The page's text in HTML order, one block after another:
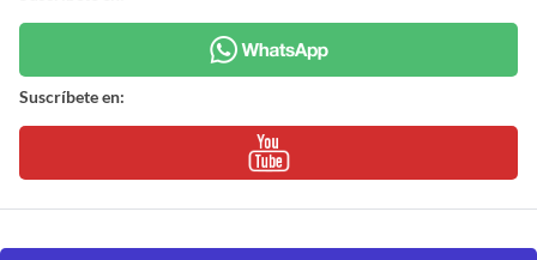
Suscríbete en: